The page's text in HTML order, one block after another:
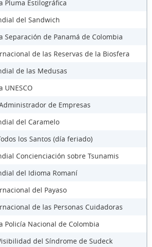
Pluma Estilográfica
del Sandwich
Separación de Panamá de Colombia
de las Reservas de la Biosfera
de las Medusas
UNESCO
de Empresas
del Caramelo
los Santos (día feriado)
Concienciación sobre Tsunamis
del Idioma Romaní
del Payaso
de las Personas Cuidadoras
Policía Nacional de Colombia
del Síndrome de Sudeck